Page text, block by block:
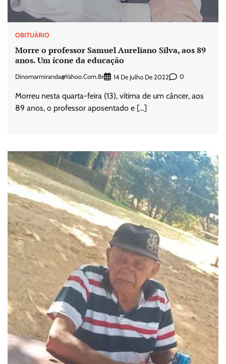
OBITUÁRIO
Morre o professor Samuel Aureliano Silva, aos 89
anos. Um ícone da educação
Dinomarmiranda@yahoo.com.br 14 De Julho De 2022 0
Morreu nesta quarta-feira (13), vítima de um câncer, aos
89 anos, o professor aposentado e […]